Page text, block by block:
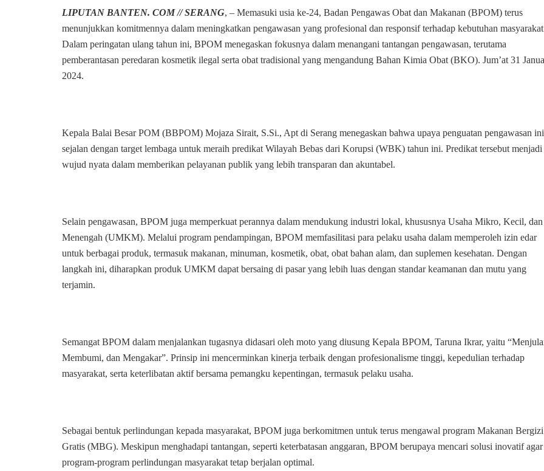
HUT
24
dengan
Komitmen
LIPUTAN BANTEN. COM // SERANG, – Memasuki usia ke-24, Badan Pengawas Obat dan Makanan (BPOM) terus
menunjukkan komitmennya dalam meningkatkan pengawasan yang profesional dan responsif terhadap kebutuhan
Dalam peringatan ulang tahun ini, BPOM menegaskan fokusnya dalam menangani tantangan pengawasan, terutama
pemberantasan peredaran kosmetik ilegal serta obat tradisional yang mengandung Bahan Kimia Obat (BKO). Jum’at 31
2024.
Kepala Balai Besar POM (BBPOM) Mojaza Sirait, S.Si., Apt di Serang menegaskan bahwa upaya penguatan pengawasan ini
sejalan dengan target lembaga untuk meraih predikat Wilayah Bebas dari Korupsi (WBK) tahun ini. Predikat tersebut menjadi
wujud nyata dalam memberikan pelayanan publik yang lebih transparan dan akuntabel.
Selain pengawasan, BPOM juga memperkuat perannya dalam mendukung industri lokal, khususnya Usaha Mikro, Kecil, dan
Menengah (UMKM). Melalui program pendampingan, BPOM memfasilitasi para pelaku usaha dalam memperoleh izin edar
untuk berbagai produk, termasuk makanan, minuman, kosmetik, obat, obat bahan alam, dan suplemen kesehatan. Dengan
langkah ini, diharapkan produk UMKM dapat bersaing di pasar yang lebih luas dengan standar keamanan dan mutu yang
terjamin.
Semangat BPOM dalam menjalankan tugasnya didasari oleh moto yang diusung Kepala BPOM, Taruna Ikrar, yaitu
Membumi, dan Mengakar”. Prinsip ini mencerminkan kinerja terbaik dengan profesionalisme tinggi, kepedulian terhadap
masyarakat, serta keterlibatan aktif bersama pemangku kepentingan, termasuk pelaku usaha.
Sebagai bentuk perlindungan kepada masyarakat, BPOM juga berkomitmen untuk terus mengawal program Makanan Bergizi
Gratis (MBG). Meskipun menghadapi tantangan, seperti keterbatasan anggaran, BPOM berupaya mencari solusi inovatif agar
program-program perlindungan masyarakat tetap berjalan optimal.